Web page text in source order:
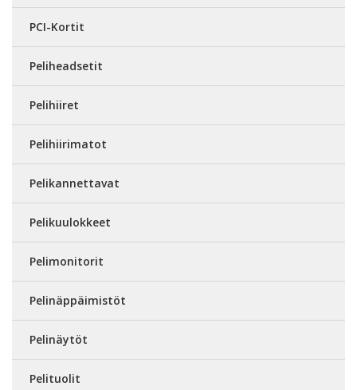
PCI-Kortit
Peliheadsetit
Pelihiiret
Pelihiirimatot
Pelikannettavat
Pelikuulokkeet
Pelimonitorit
Pelinäppäimistöt
Pelinäytöt
Pelituolit